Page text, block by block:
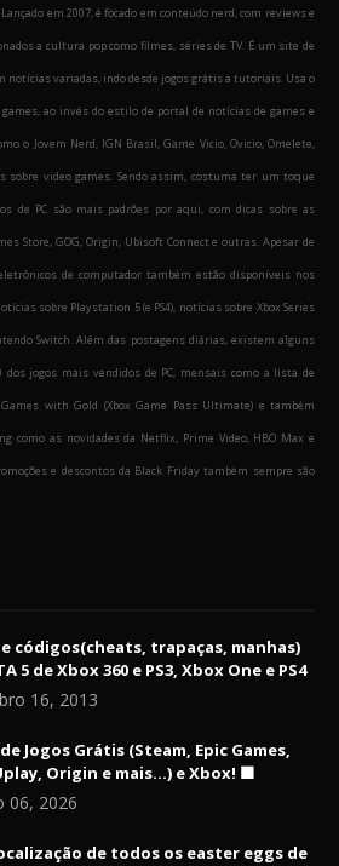
Lançado em 2007, é focado em conteúdo nerd, com reviews e
a cultura pop como filmes, séries de TV. É um site de
notícias variadas, indo desde jogos grátis a tutoriais. Usa o
ao invés do estilo de portal de notícias de games e
o Jovem Nerd, IGN Brasil, Game Vicio, Ovicio, Omelete,
video games. Sendo assim, costuma ter um toque
de PC são mais padrões por aqui, com dicas sobre as
Store, GOG, Origin, Ubisoft Connect e outras. Apesar de
de computador também estão disponíveis nos
sobre Playstation 5 (e PS4), notícias sobre Xbox Series
Switch. Além das postagens diárias, existem alguns
jogos mais vendidos de PC, mensais como a lista de
with Gold (Xbox Game Pass Ultimate) e também
como as novidades da Netflix, Prime Video, HBO Max e
e descontos da Black Friday também sempre são
códigos(cheats, trapaças, manhas)
5 de Xbox 360 e PS3, Xbox One e PS4
16, 2013
Jogos Grátis (Steam, Epic Games,
Origin e mais...) e Xbox! 🟩
06, 2026
de todos os easter eggs de